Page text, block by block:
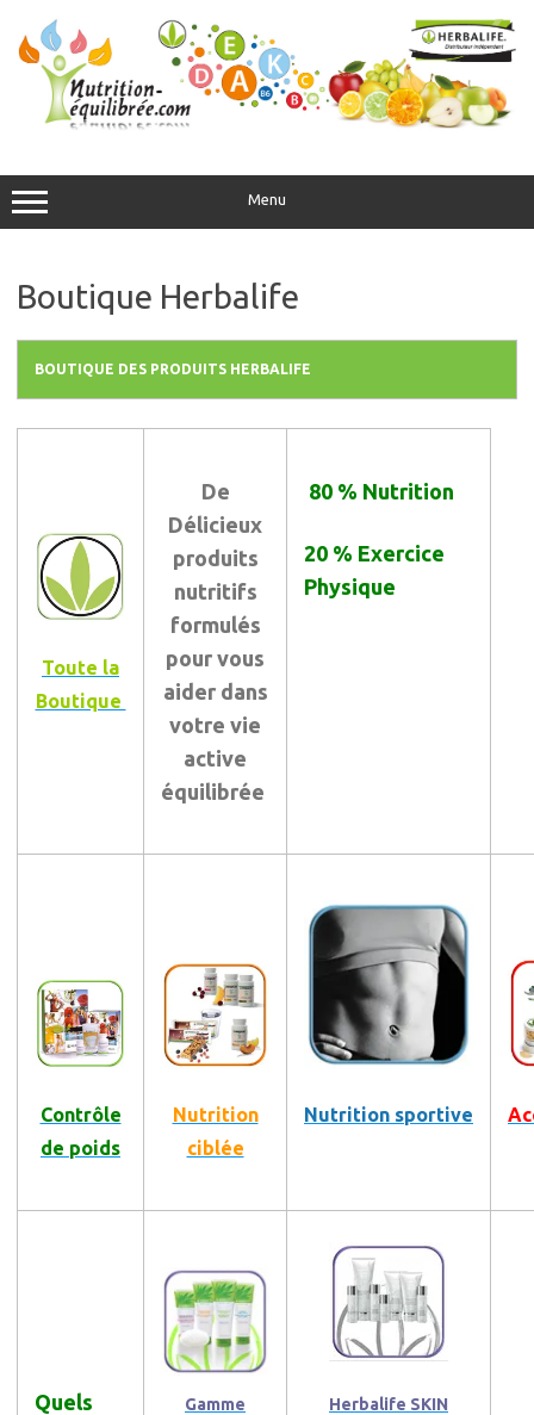
contenu
Menu
Boutique Herbalife
BOUTIQUE DES PRODUITS HERBALIFE
Toute la
Boutique
De
Délicieux
produits
nutritifs
formulés
pour vous
aider dans
votre vie
active
équilibrée
80 % Nutrition
20 % Exercice
Physique
Contrôle
de poids
Nutrition
ciblée
Nutrition sportive
Quels
Gamme
Herbalife SKIN